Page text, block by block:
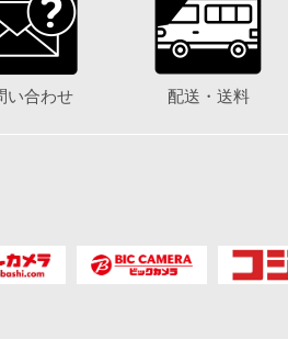
い合わせ 配送・送料